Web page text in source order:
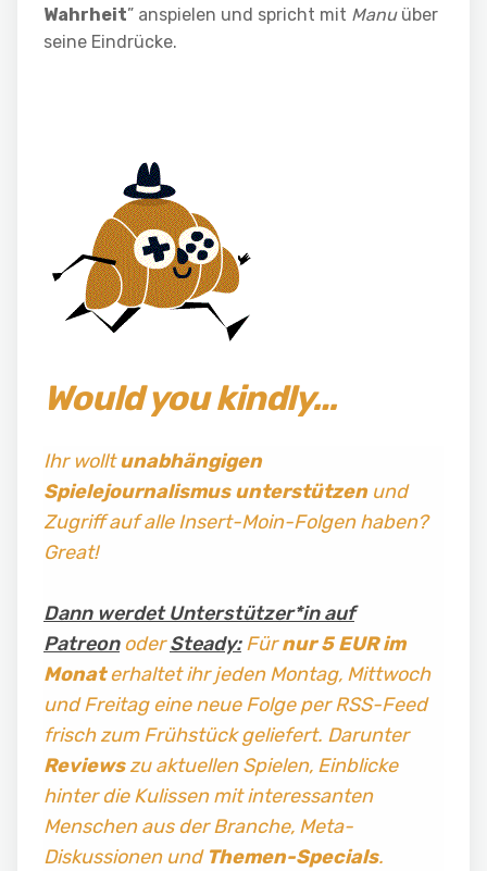
Wahrheit” anspielen und spricht mit Manuüber
seine Eindrücke.
Would you kindly…
Ihr wolltunabhängigen
Spielejournalismus unterstützenund
Zugriff auf alle Insert-Moin-Folgen haben?
Great!
Dann werdet Unterstützer*in auf
PatreonoderSteady:Fürnur 5 EUR im
Monaterhaltet ihr jeden Montag, Mittwoch
und Freitag eine neue Folge per RSS-Feed
frisch zum Frühstück geliefert. Darunter
Reviewszu aktuellen Spielen, Einblicke
hinter die Kulissen mit interessanten
Menschen aus der Branche, Meta-
Diskussionen und Themen-Specials.